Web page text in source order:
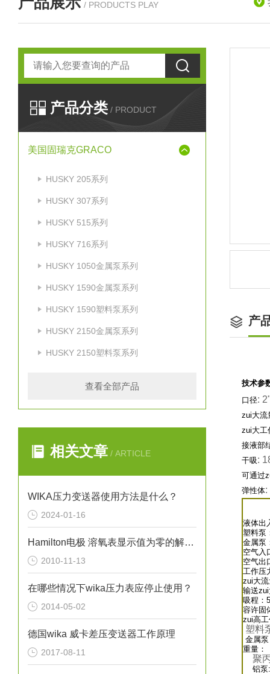
/ PRODUCTS PLAY
产品分类 / PRODUCT
美国固瑞克GRACO
HUSKY 205系列
HUSKY 307系列
HUSKY 515系列
HUSKY 716系列
HUSKY 1050金属泵系列
HUSKY 1590金属泵系列
HUSKY 1590塑料泵系列
HUSKY 2150金属泵系列
HUSKY 2150塑料泵系列
查看全部产品
相关文章 / ARTICLE
WIKA压力变送器使用方法是什么？
2024-01-16
Hamilton电极 溶氧表显示值为零的解决方案（图）
2010-11-13
在哪些情况下wika压力表应停止使用？
2014-05-02
德国wika 威卡差压变送器工作原理
2017-08-11
产
技术参
口径:
zui大流
zui大工
接液部
干吸:
可通过
弹性体:
液体出
塑料泵
金属泵
空气入
空气出
工作压
zui大
输送
吸程：
容许固
zui高
塑料
金属
重量：
聚
铝泵